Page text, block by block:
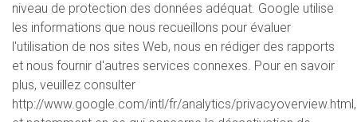
niveau de protection des données adéquat. Google utilise
les informations que nous recueillons pour évaluer
l'utilisation de nos sites Web, nous en rédiger des rapports
et nous fournir d'autres services connexes. Pour en savoir
plus, veuillez consulter
http://www.google.com/intl/fr/analytics/privacyoverview.html,